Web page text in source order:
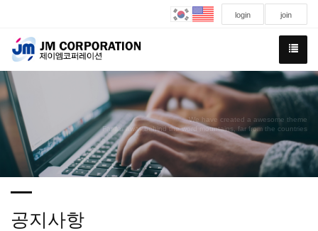
login join
We have created a awesome theme
Far far away,behind the word mountains, far from the countries
공지사항